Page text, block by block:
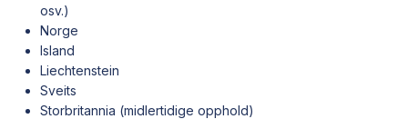
osv.)
Norge
Island
Liechtenstein
Sveits
Storbritannia (midlertidige opphold)